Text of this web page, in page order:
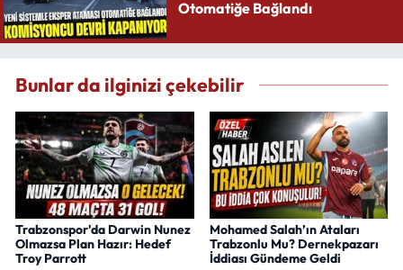
Otomatiğe Bağlandı
Bunlar da ilginizi çekebilir
Trabzonspor'da Darwin Nunez
Olmazsa Plan Hazır: Hedef
Troy Parrott
Mohamed Salah’ın Ataları
Trabzonlu Mu? Dernekpazarı
İddiası Gündeme Geldi